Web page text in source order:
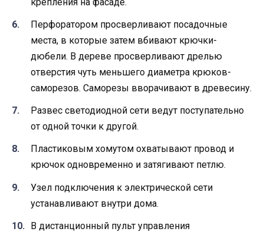
Перфоратором просверливают посадочные
места, в которые затем вбивают крючки-
дюбели. В дереве просверливают дрелью
отверстия чуть меньшего диаметра крюков-
саморезов. Саморезы вворачивают в древесину.
Развес светодиодной сети ведут поступательно
от одной точки к другой.
Пластиковым хомутом охватывают провод и
крючок одновременно и затягивают петлю.
Узел подключения к электрической сети
устанавливают внутри дома.
В дистанционный пульт управления